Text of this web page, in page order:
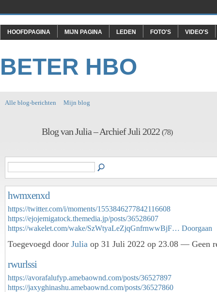
HOOFDPAGINA MIJN PAGINA LEDEN FOTO'S VIDEO'S
BETER HBO
Alle blog-berichten Mijn blog
Blog van Julia – Archief Juli 2022 (78)
hwmxenxd
https://twitter.com/i/moments/1553846277842116608
https://ejojemigatock.themedia.jp/posts/36528607
https://wakelet.com/wake/SzWtyaLeZjqGnfrnwwBjF… Doorgaan
Toegevoegd door Julia op 31 Juli 2022 op 23.08 — Geen
rwurlssi
https://avorafalufyp.amebaownd.com/posts/36527897
https://jaxyghinashu.amebaownd.com/posts/36527860